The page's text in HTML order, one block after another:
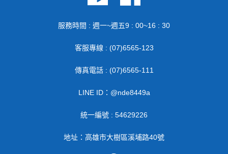
服務時間 : 週一~週五9 : 00~16 : 30
客服專線 : (07)6565-123
傳真電話 : (07)6565-111
LINE ID：@nde8449a
統一編號 : 54629226
地址：高雄市大樹區溪埔路40號